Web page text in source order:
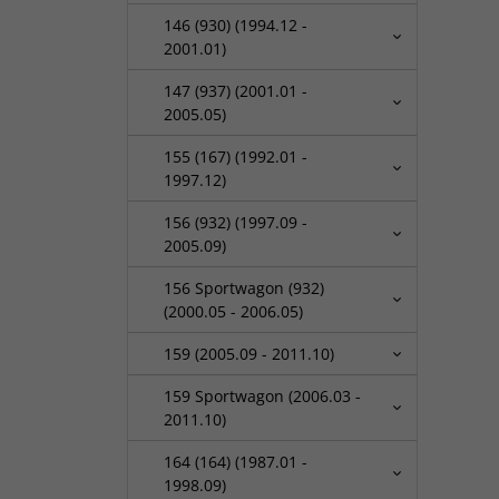
146 (930) (1994.12 -
2001.01)
147 (937) (2001.01 -
2005.05)
155 (167) (1992.01 -
1997.12)
156 (932) (1997.09 -
2005.09)
156 Sportwagon (932)
(2000.05 - 2006.05)
159 (2005.09 - 2011.10)
159 Sportwagon (2006.03 -
2011.10)
164 (164) (1987.01 -
1998.09)